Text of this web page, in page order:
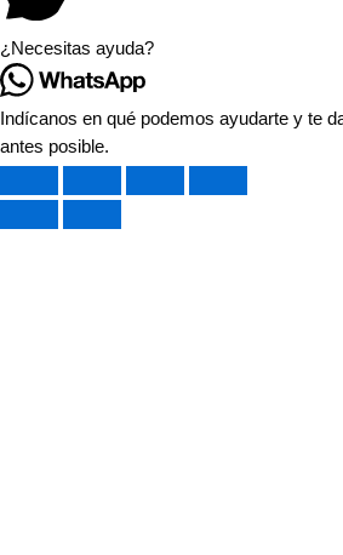
¿Necesitas ayuda?
Indícanos en qué podemos ayudarte y te
antes posible.